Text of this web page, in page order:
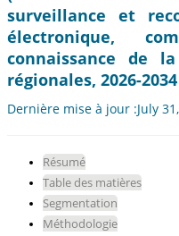
surveillance et
électronique,
connaissance de
régionales, 2026-2034
Dernière mise à jour :July
Résumé
Table des matières
Segmentation
Méthodologie